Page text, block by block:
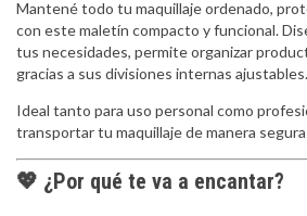
Mantené todo tu maquillaje ordenado,
con este maletín compacto y funcional.
tus necesidades, permite organizar
gracias a sus divisiones internas ajustables.
Ideal tanto para uso personal como
transportar tu maquillaje de manera
💖 ¿Por qué te va a encantar?